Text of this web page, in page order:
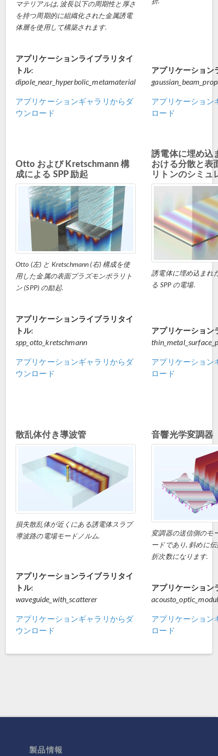
マテリアルは, 波長以下の周期性と厚さ
を持つ周期的に組織化された金属誘電
体層を使用して構築されます.
アプリケーションライブラリタイ
トル:
dipole_near_hyperbolic_metamaterial
アプリケーションギャラリからダ
ウンロード
アプリケーション
アプリケーション
ロード
Otto および Kretschmann 構
成による SPP 励起
Otto (左) と Kretschmann (右) 構成を使
用した金属の表面プラズモンポラリト
ン (SPP) の励起.
アプリケーションライブラリタイ
トル:
spp_otto_kretschmann
アプリケーションギャラリからダ
ウンロード
誘電体に埋め込
おける分散と表
リトンのシミュ
誘電体に埋め込まれ
る SPP の電場.
アプリケーション
アプリケーション
ロード
散乱体付き導波管
損失散乱体が近くにある誘電体スラブ
導波路の電場モードノルム.
アプリケーションライブラリタイ
トル:
waveguide_with_scatterer
アプリケーションギャラリからダ
ウンロード
音響光学変調器
変調器の送信側のモ
ードであり, 斜めに
折次数になります.
アプリケーション
アプリケーション
ロード
製品情報